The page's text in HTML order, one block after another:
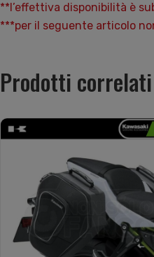
**l’effettiva disponibilità è
***per il seguente articolo
Prodotti correlati